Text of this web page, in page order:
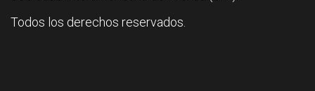
Todos los derechos reservados.